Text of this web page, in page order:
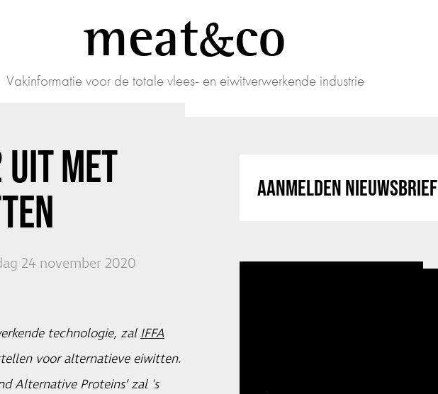
meatco
Vakinformatie voor de totale vlees- en eiwitverwerkende industrie
MET
24 november 2020
technologie, zal IFFA
voor alternatieve eiwitten.
Alternative Proteins’ zal 's
AANMELDEN NIEUWSBRIEF